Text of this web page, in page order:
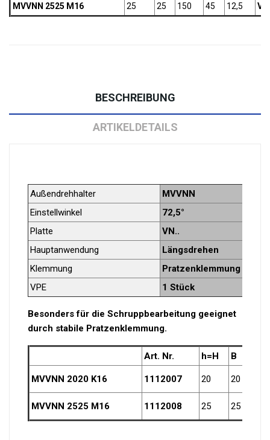
MVVNN 2525 M16
25 25 150 45 12,5
BESCHREIBUNG
ARTIKELDETAILS
Außendrehhalter
MVVNN
Einstellwinkel
72,5°
Platte
VN..
Hauptanwendung
Längsdrehen
Klemmung
Pratzenklemmung
VPE
1 Stück
Besonders für die Schruppbearbeitung geeignet
durch stabile Pratzenklemmung.
Art. Nr. h=H B
MVVNN 2020 K16 1112007 20 20
MVVNN 2525 M16 1112008 25 25